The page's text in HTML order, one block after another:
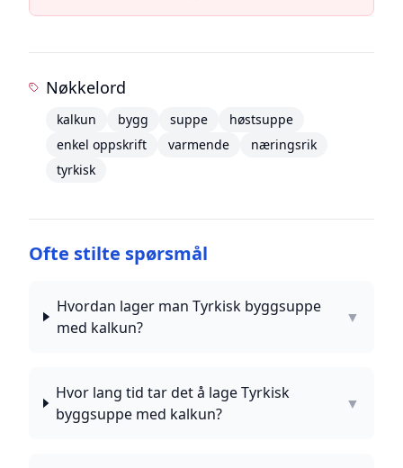
Nøkkelord
kalkun bygg suppe
høstsuppe
enkel oppskrift
varmende
næringsrik
tyrkisk
Ofte stilte spørsmål
Hvordan lager man Tyrkisk byggsuppe
med kalkun?
▼
Hvor lang tid tar det å lage Tyrkisk
byggsuppe med kalkun?
▼